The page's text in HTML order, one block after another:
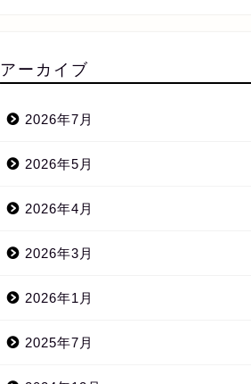
アーカイブ
2026年7月
2026年5月
2026年4月
2026年3月
2026年1月
2025年7月